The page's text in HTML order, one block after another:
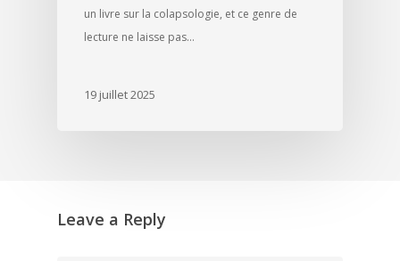
un livre sur la colapsologie, et ce genre de
lecture ne laisse pas…
19 juillet 2025
Leave a Reply